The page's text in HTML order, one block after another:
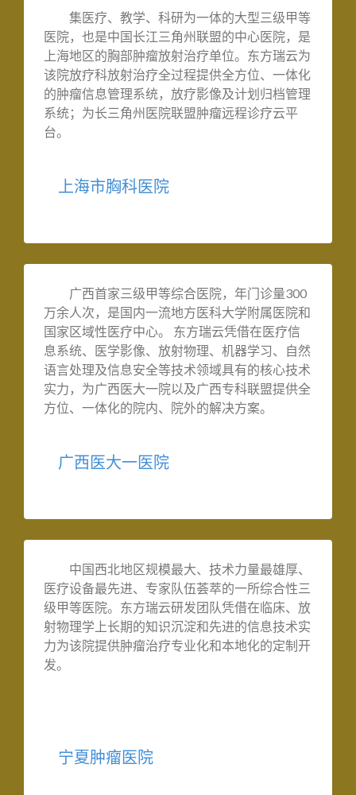
集医疗、教学、科研为一体的大型三级甲等
医院，也是中国长江三角州联盟的中心医院，是
上海地区的胸部肿瘤放射治疗单位。东方瑞云为
该院放疗科放射治疗全过程提供全方位、一体化
的肿瘤信息管理系统，放疗影像及计划归档管理
系统；为长三角州医院联盟肿瘤远程诊疗云平
台。
上海市胸科医院
广西首家三级甲等综合医院，年门诊量300
万余人次，是国内一流地方医科大学附属医院和
国家区域性医疗中心。 东方瑞云凭借在医疗信
息系统、医学影像、放射物理、机器学习、自然
语言处理及信息安全等技术领域具有的核心技术
实力，为广西医大一院以及广西专科联盟提供全
方位、一体化的院内、院外的解决方案。
广西医大一医院
中国西北地区规模最大、技术力量最雄厚、
医疗设备最先进、专家队伍荟萃的一所综合性三
级甲等医院。东方瑞云研发团队凭借在临床、放
射物理学上长期的知识沉淀和先进的信息技术实
力为该院提供肿瘤治疗专业化和本地化的定制开
发。
宁夏肿瘤医院